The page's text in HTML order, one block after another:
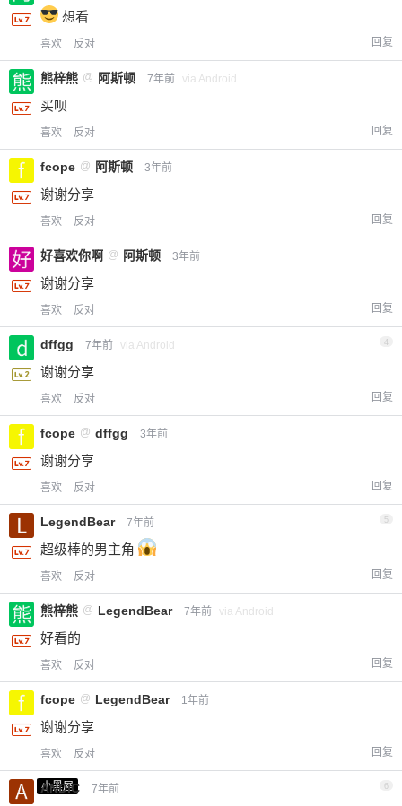
想看
喜欢 反对 回复
熊梓熊 @ 阿斯顿 7年前 via Android
买呗
喜欢 反对 回复
fcope @ 阿斯顿 3年前
谢谢分享
喜欢 反对 回复
好喜欢你啊 @ 阿斯顿 3年前
谢谢分享
喜欢 反对 回复
dffgg 7年前 via Android 4
谢谢分享
喜欢 反对 回复
fcope @ dffgg 3年前
谢谢分享
喜欢 反对 回复
LegendBear 7年前 5
超级棒的男主角
喜欢 反对 回复
熊梓熊 @ LegendBear 7年前 via Android
好看的
喜欢 反对 回复
fcope @ LegendBear 1年前
谢谢分享
喜欢 反对 回复
小黑屋
ANDIC 7年前 6